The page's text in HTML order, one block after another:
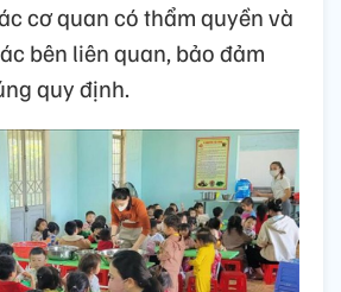
cơ quan có thẩm quyền và
bên liên quan, bảo đảm
quy định.